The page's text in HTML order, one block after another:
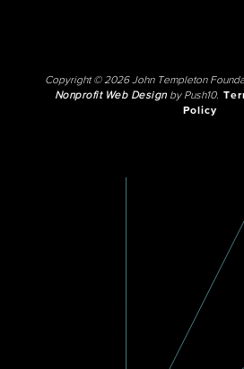
Copyright © 2026 John Templeton
Nonprofit Web Designby Push10.
Policy